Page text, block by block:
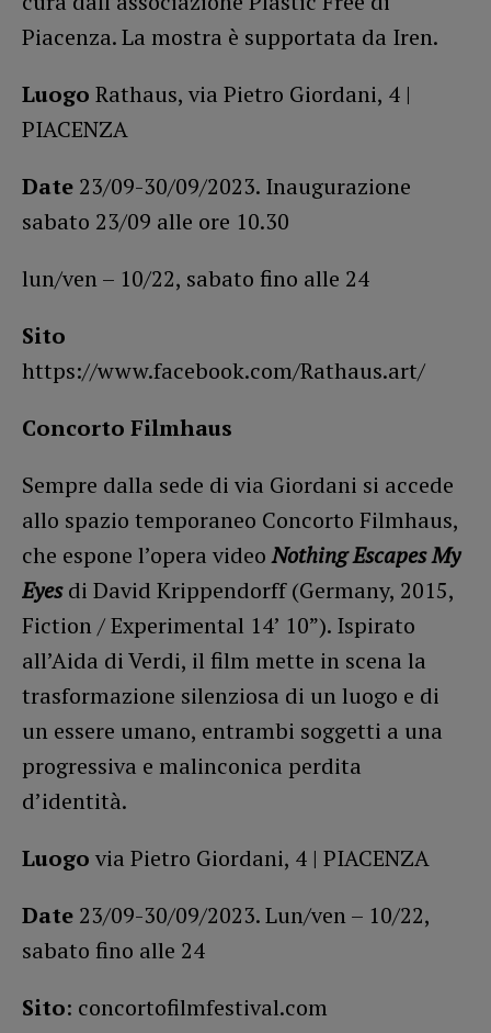
Piacenza. La mostra è supportata da Iren.
Luogo Rathaus, via Pietro Giordani, 4 |
PIACENZA
Date 23/09-30/09/2023. Inaugurazione
sabato 23/09 alle ore 10.30
lun/ven – 10/22, sabato fino alle 24
Sito
https://www.facebook.com/Rathaus.art/
Concorto Filmhaus
Sempre dalla sede di via Giordani si accede
allo spazio temporaneo Concorto Filmhaus,
che espone l’opera videoNothing Escapes My
Eyesdi David Krippendorff (Germany, 2015,
Fiction / Experimental 14’ 10”). Ispirato
all’Aida di Verdi, il film mette in scena la
trasformazione silenziosa di un luogo e di
un essere umano, entrambi soggetti a una
progressiva e malinconica perdita
d’identità.
Luogo via Pietro Giordani, 4 | PIACENZA
Date 23/09-30/09/2023. Lun/ven – 10/22,
sabato fino alle 24
Sito: concortofilmfestival.com